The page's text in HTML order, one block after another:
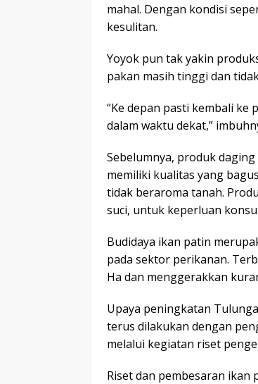
mahal. Dengan kondisi
kesulitan.
Yoyok pun tak yakin
pakan masih tinggi dan
“Ke depan pasti kembali
dalam waktu dekat,”
Sebelumnya, produk
memiliki kualitas yang
tidak beraroma tanah.
suci, untuk keperluan
Budidaya ikan patin
pada sektor perikanan.
Ha dan menggerakkan
Upaya peningkatan
terus dilakukan dengan
melalui kegiatan riset
Riset dan pembesaran ikan